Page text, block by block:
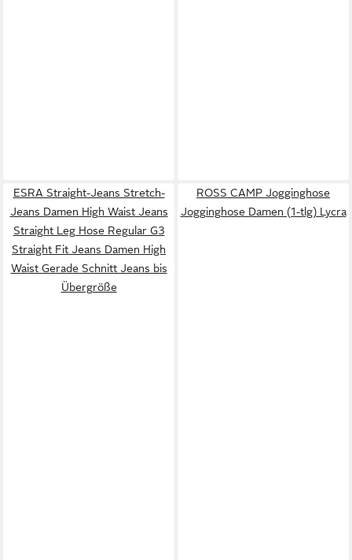
ESRA Straight-Jeans Stretch-
Jeans Damen High Waist Jeans
Straight Leg Hose Regular G3
Straight Fit Jeans Damen High
Waist Gerade Schnitt Jeans bis
Übergröße
ROSS CAMP Jogginghose
Jogginghose Damen (1-tlg) Lycra